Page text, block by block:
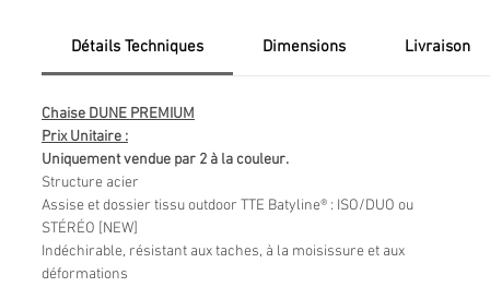
Détails Techniques Dimensions Livraison
Chaise DUNE PREMIUM
Prix Unitaire :
Uniquement vendue par 2 à la couleur.
Structure acier
Assise et dossier tissu outdoor TTE Batyline® : ISO/DUO ou
STÉRÉO [NEW]
Indéchirable, résistant aux taches, à la moisissure et aux
déformations